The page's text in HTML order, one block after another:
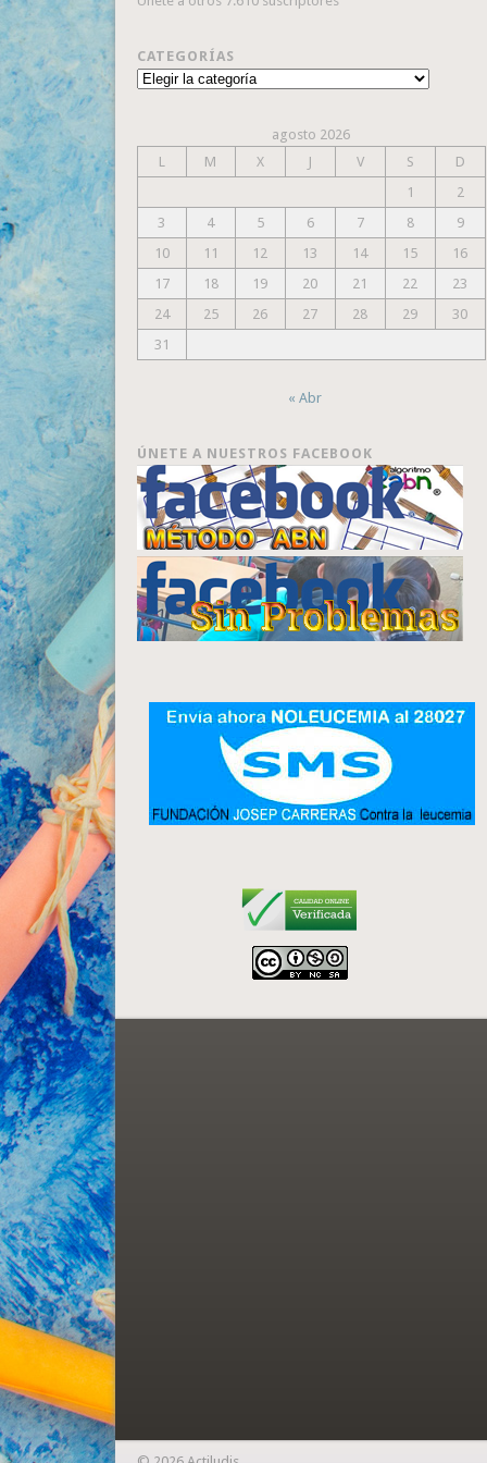
CATEGORÍAS
Categorías
agosto 2026
L
M X J V S
D
1
2
3
4 5 6 7 8
9
10
11 12 13 14 15
16
17
18 19 20 21 22
23
24
25 26 27 28 29
30
31
« Abr
ÚNETE A NUESTROS FACEBOOK